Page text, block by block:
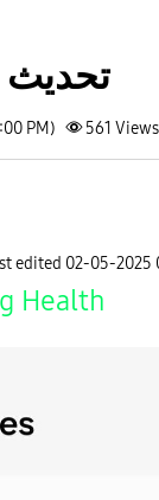
PM) 561 Views
edited ‎02-05-2025
Health